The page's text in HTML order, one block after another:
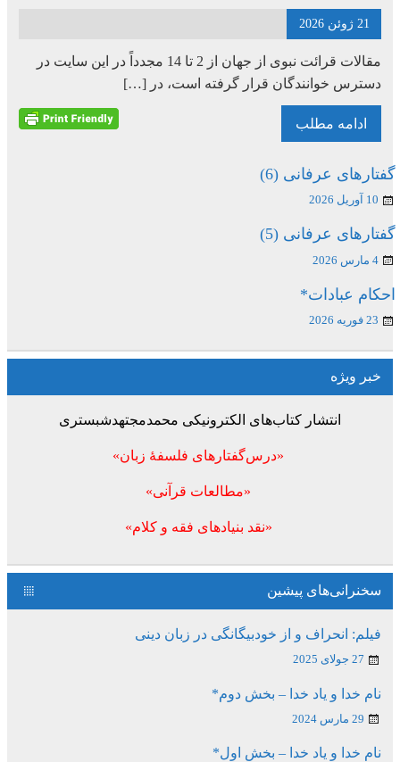
21 ژوئن 2026
مقالات قرائت نبوی از جهان از 2 تا 14 مجدداً در این سایت در
دسترس خوانندگان قرار گرفته است، در […]
ادامه مطلب
گفتارهای عرفانی (6)
10 آوریل 2026
گفتارهای عرفانی (5)
4 مارس 2026
احکام عبادات*
23 فوریه 2026
خبر ویژه
انتشار کتاب‌های الکترونیکی محمدمجتهدشبستری
«درس‌گفتارهای فلسفۀ زبان»
«مطالعات قرآنی»
«نقد بنیادهای فقه و کلام»
سخنرانی‌های پیشین
فیلم: انحراف و از خودبیگانگی در زبان دینی
27 جولای 2025
نام خدا و یاد خدا – بخش دوم*
29 مارس 2024
نام خدا و یاد خدا – بخش اول*